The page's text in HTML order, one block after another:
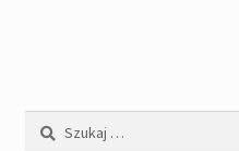
Szukaj: